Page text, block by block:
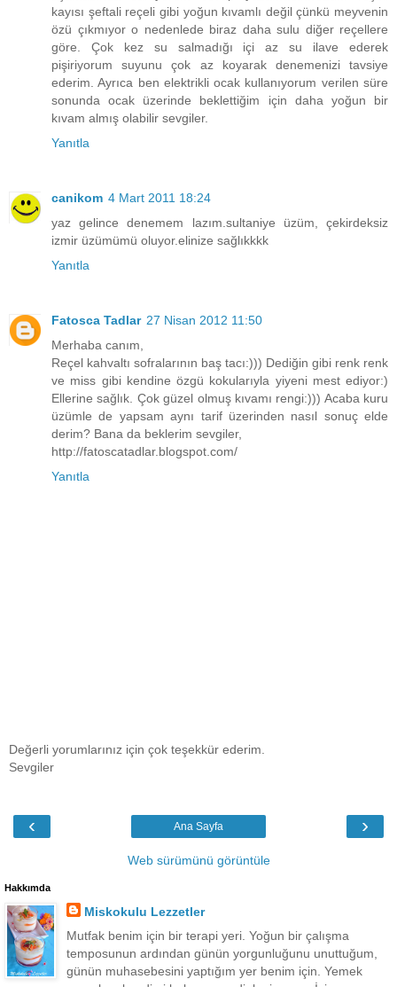
kayısı şeftali reçeli gibi yoğun kıvamlı değil çünkü meyvenin
özü çıkmıyor o nedenlede biraz daha sulu diğer reçellere
göre. Çok kez su salmadığı içi az su ilave ederek
pişiriyorum suyunu çok az koyarak denemenizi tavsiye
ederim. Ayrıca ben elektrikli ocak kullanıyorum verilen süre
sonunda ocak üzerinde beklettiğim için daha yoğun bir
kıvam almış olabilir sevgiler.
Yanıtla
canikom 4 Mart 2011 18:24
yaz gelince denemem lazım.sultaniye üzüm, çekirdeksiz
izmir üzümümü oluyor.elinize sağlıkkkk
Yanıtla
Fatosca Tadlar 27 Nisan 2012 11:50
Merhaba canım,
Reçel kahvaltı sofralarının baş tacı:))) Dediğin gibi renk renk
ve miss gibi kendine özgü kokularıyla yiyeni mest ediyor:)
Ellerine sağlık. Çok güzel olmuş kıvamı rengi:))) Acaba kuru
üzümle de yapsam aynı tarif üzerinden nasıl sonuç elde
derim? Bana da beklerim sevgiler,
http://fatoscatadlar.blogspot.com/
Yanıtla
Değerli yorumlarınız için çok teşekkür ederim.
Sevgiler
‹ ›
Ana Sayfa
Web sürümünü görüntüle
Hakkımda
Miskokulu Lezzetler
Mutfak benim için bir terapi yeri. Yoğun bir çalışma
temposunun ardından günün yorgunluğunu unuttuğum,
günün muhasebesini yaptığım yer benim için. Yemek